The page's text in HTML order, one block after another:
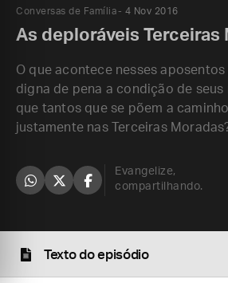
Conversas de Família 4 Nov 2016
As deploráveis Terceiras
O que acontece nesses
digna de pena a condição de seus
que tantos que se põem a
justamente nas Terceiras
Evangelize,
compartilhando.
Texto do episódio